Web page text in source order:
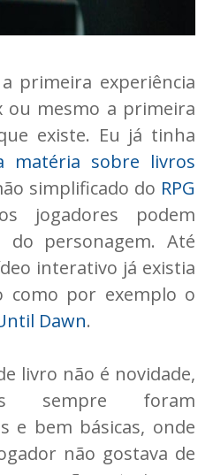
primeira experiência
ou mesmo a primeira
existe. Eu já tinha
matéria sobre livros
simplificado do RPG
jogadores podem
do personagem. Até
interativo já existia
por exemplo o
Dawn.
livro não é novidade,
sempre foram
e bem básicas, onde
não gostava de